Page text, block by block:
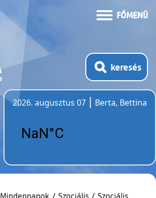
FŐMENÜ
keresés
2026. augusztus 07
Berta, Bettina
Mindennapok / Szociális / Szociális